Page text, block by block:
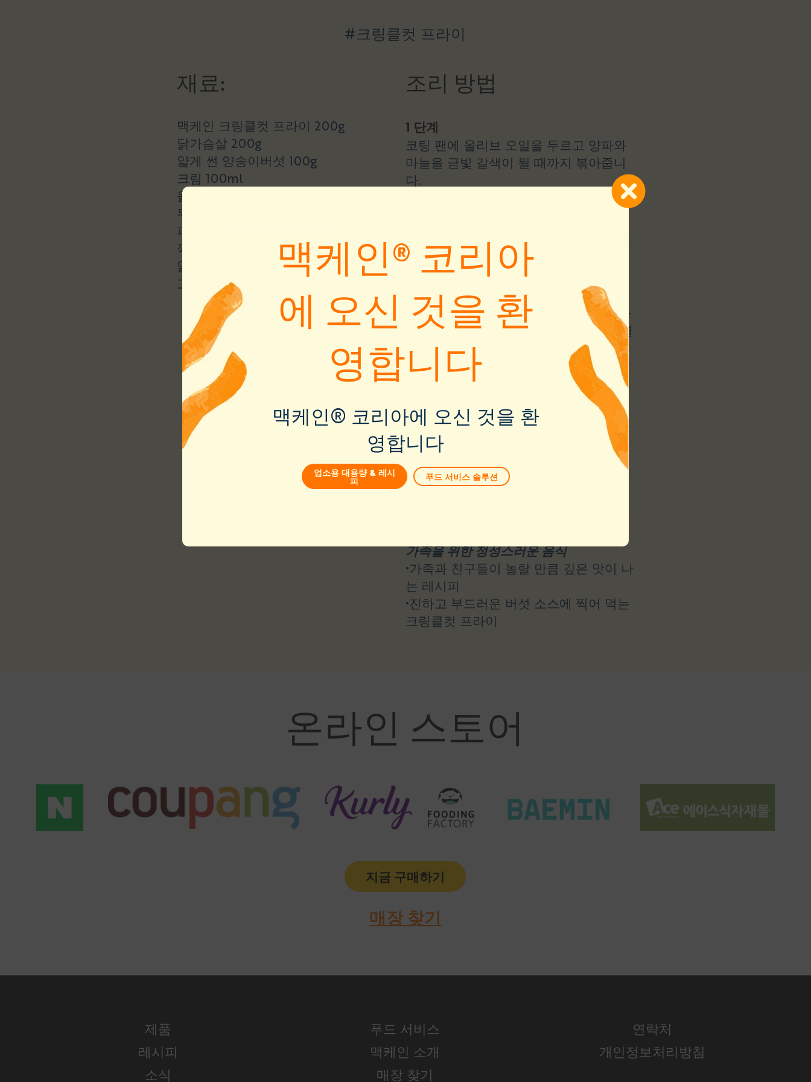
맥케인® 코리아
에 오신 것을 환
영합니다
맥케인® 코리아에 오신 것을 환
영합니다
업소용 대용량 & 레시
피 푸드 서비스 솔루션
#크링클컷 프라이
재료:
맥케인 크링클컷 프라이 200g
닭가슴살 200g
얇게 썬 양송이버섯 100g
크림 100ml
올리브 오일 50ml
무염 버터 30g
파슬리 5g
깍둑썰기한 양파 50g
얇게 썬 마늘 2조각
고추장 1큰술
조리 방법
1 단계
코팅 팬에 올리브 오일을 두르고 양파와
마늘을 금빛 갈색이 될 때까지 볶아줍니
다.
다가 닭고기가 완전히 익어 갈색이 될 때
까지 약불에서 중간 불로 익혀줍니다.
3 단계
팬에 크림, 고추장, 버터를 넣고 닭고기와
버섯이 소스에 조려지도록 2분간 더 가열
합니다.
4 단계
맥케인 크링클컷 프라이를 350°F에서 2
분 45초간 튀겨줍니다.
5 단계
감자튀김을 팬에 넣고 파슬리를 뿌려 완
성합니다.
가족을 위한 정성스러운 음식
•가족과 친구들이 놀랄 만큼 깊은 맛이 나
는 레시피
•진하고 부드러운 버섯 소스에 찍어 먹는
크링클컷 프라이
온라인 스토어
지금 구매하기
매장 찾기
제품
레시피
소식
푸드 서비스
맥케인 소개
매장 찾기
연락처
개인정보처리방침